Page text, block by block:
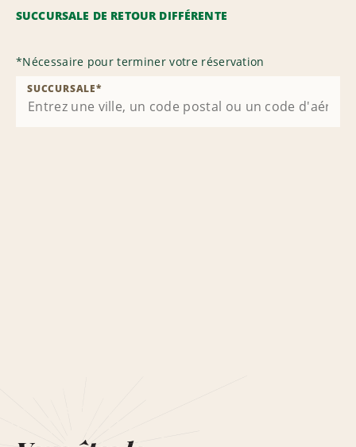
SUCCURSALE DE RETOUR DIFFÉRENTE
*Nécessaire pour terminer votre réservation
SUCCURSALE*